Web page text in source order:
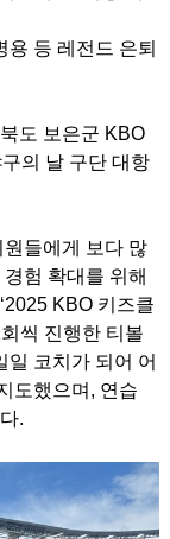
등 레전드 은퇴
도 보은군 KBO
구의 날 구단 대항
들에게 보다 많
험 확대를 위해
KBO 키즈클
씩 진행한 티볼
일 코치가 되어 어
도했으며, 연습
.